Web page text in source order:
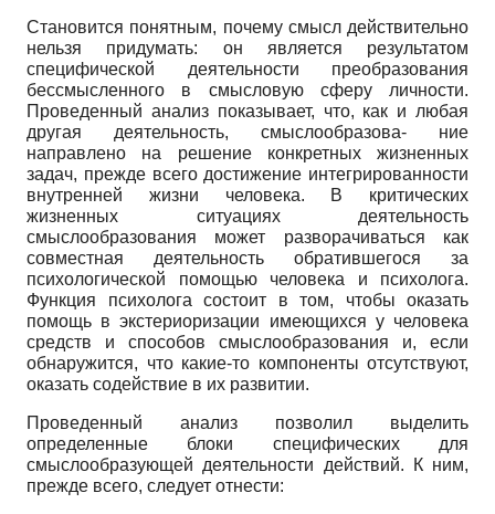
Становится понятным, почему смысл действительно
нельзя придумать: он является результатом
специфической деятельности преобразования
бессмысленного в смысловую сферу личности.
Проведенный анализ показывает, что, как и любая
другая деятельность, смыслообразова- ние
направлено на решение конкретных жизненных
задач, прежде всего достижение интегрированности
внутренней жизни человека. В критических
жизненных ситуациях деятельность
смыслообразования может разворачиваться как
совместная деятельность обратившегося за
психологической помощью человека и психолога.
Функция психолога состоит в том, чтобы оказать
помощь в экстериоризации имеющихся у человека
средств и способов смыслообразования и, если
обнаружится, что какие-то компоненты отсутствуют,
оказать содействие в их развитии.
Проведенный анализ позволил выделить
определенные блоки специфических для
смыслообразующей деятельности действий. К ним,
прежде всего, следует отнести: